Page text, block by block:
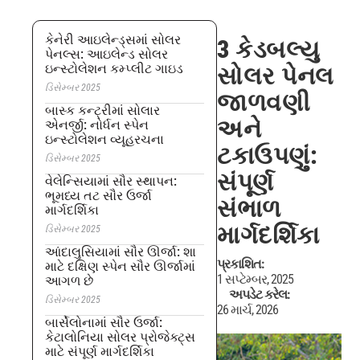
કેનેરી આઇલેન્ડ્સમાં સોલર
પેનલ્સ: આઇલેન્ડ સોલર
ઇન્સ્ટોલેશન કમ્પ્લીટ ગાઇડ
ડિસેમ્બર 2025
બાસ્ક કન્ટ્રીમાં સોલાર
એનર્જી: નોર્ધન સ્પેન
ઇન્સ્ટોલેશન વ્યૂહરચના
ડિસેમ્બર 2025
વેલેન્સિયામાં સૌર સ્થાપન:
ભૂમધ્ય તટ સૌર ઉર્જા
માર્ગદર્શિકા
ડિસેમ્બર 2025
આંદાલુસિયામાં સૌર ઊર્જા: શા
માટે દક્ષિણ સ્પેન સૌર ઊર્જામાં
આગળ છે
ડિસેમ્બર 2025
બાર્સેલોનામાં સૌર ઉર્જા:
કેટાલોનિયા સોલર પ્રોજેક્ટ્સ
માટે સંપૂર્ણ માર્ગદર્શિકા
3 કેડબલ્યુ
સોલર પેનલ
જાળવણી
અને
ટકાઉપણું:
સંપૂર્ણ
સંભાળ
માર્ગદર્શિકા
પ્રકાશિત:
1 સપ્ટેમ્બર, 2025
અપડેટ કરેલ:
26 માર્ચ, 2026